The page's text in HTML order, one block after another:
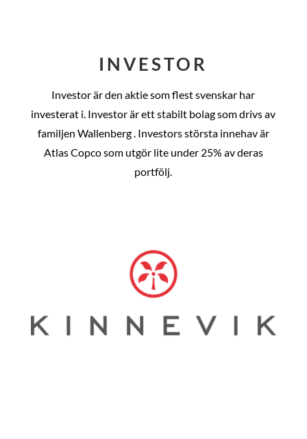
INVESTOR
Investor är den aktie som flest svenskar har
investerat i. Investor är ett stabilt bolag som drivs av
familjen Wallenberg . Investors största innehav är
Atlas Copco som utgör lite under 25% av deras
portfölj.